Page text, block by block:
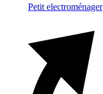
Petit electroménager